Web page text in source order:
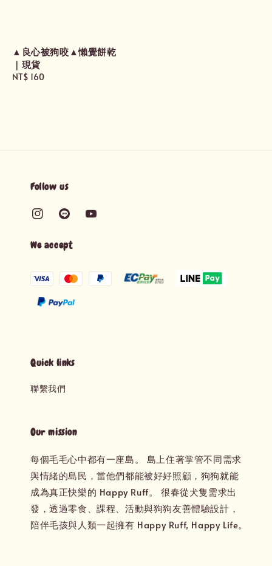
▲良心被狗咬▲懶覺餅乾
｜現貨
Regular
NT$ 160
Follow us
We accept
Quick links
聯繫我們
Our mission
每個毛毛心中都有一座島。 島上住著掌管不同需求
與情緒的島民，當他們都能被好好照顧，狗狗就能
成為真正快樂的 Happy Ruff。 很春從犬隻需求出
發，透過零食、課程、活動與狗狗友善體驗設計，
陪伴毛孩與人類一起擁有 Happy Ruff, Happy Life。